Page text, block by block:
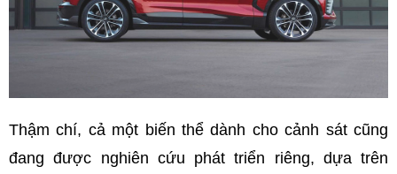
Thậm chí, cả một biến thể dành cho cảnh sát cũng
đang được nghiên cứu phát triển riêng, dựa trên